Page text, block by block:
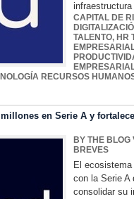
CAPITAL DE
TALENTO, HR
RECURSOS
en Serie A y
BY THE BLOG
BREVES
El
con la Serie A
consolidar su